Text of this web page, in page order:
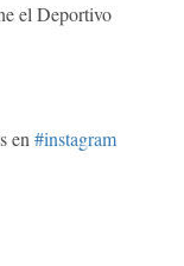
el Deportivo
en #instagram